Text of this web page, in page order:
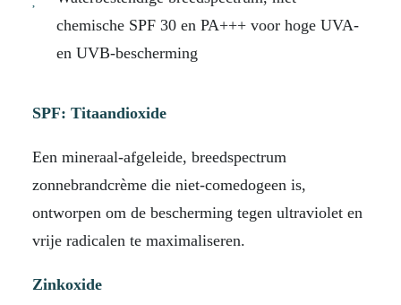
chemische SPF 30 en PA+++ voor hoge UVA-
en UVB-bescherming
SPF: Titaandioxide
Een mineraal-afgeleide, breedspectrum
zonnebrandcrème die niet-comedogeen is,
ontworpen om de bescherming tegen ultraviolet en
vrije radicalen te maximaliseren.
Zinkoxide